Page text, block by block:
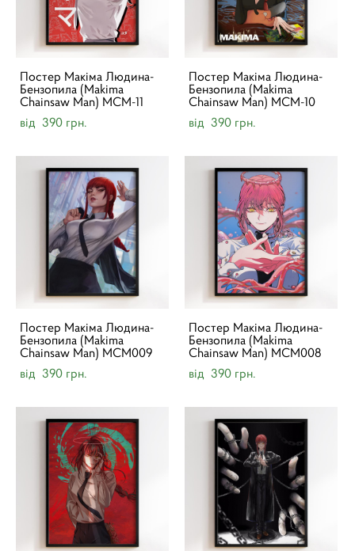
Постер Макіма Людина-
Бензопила (Makima
Chainsaw Man) MCM-11
від 390 грн.
Постер Макіма Людина-
Бензопила (Makima
Chainsaw Man) MCM-10
від 390 грн.
Постер Макіма Людина-
Бензопила (Makima
Chainsaw Man) MCM009
від 390 грн.
Постер Макіма Людина-
Бензопила (Makima
Chainsaw Man) MCM008
від 390 грн.